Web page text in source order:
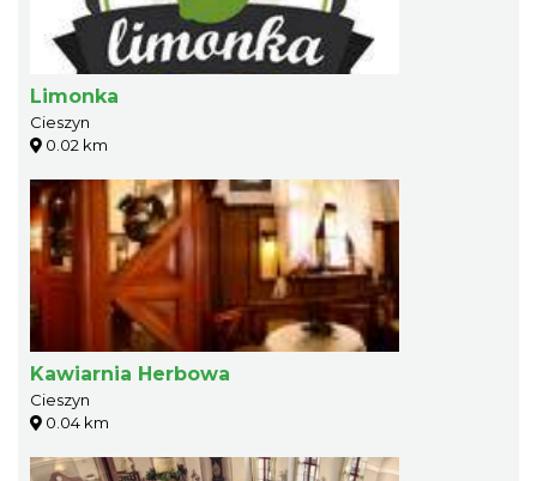
Limonka
Cieszyn
0.02 km
Kawiarnia Herbowa
Cieszyn
0.04 km